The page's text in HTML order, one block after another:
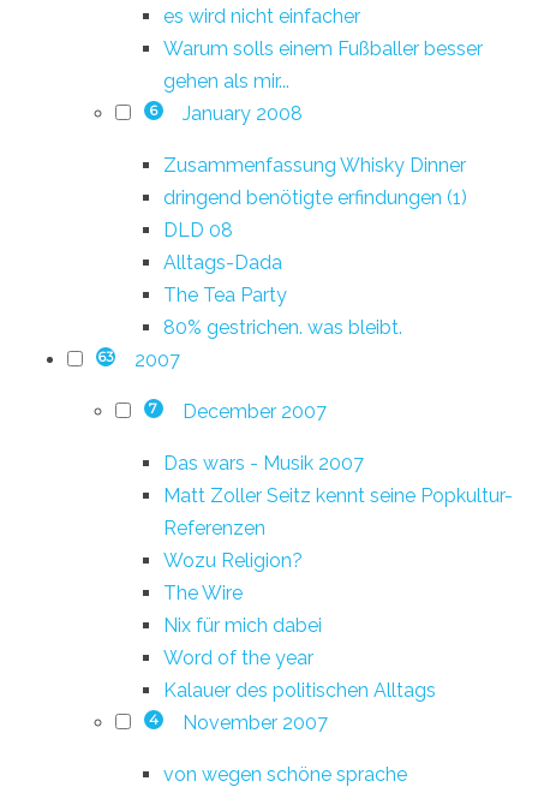
es wird nicht einfacher
Warum solls einem Fußballer besser
gehen als mir...
6 January 2008
Zusammenfassung Whisky Dinner
dringend benötigte erfindungen (1)
DLD 08
Alltags-Dada
The Tea Party
80% gestrichen. was bleibt.
63 2007
7 December 2007
Das wars - Musik 2007
Matt Zoller Seitz kennt seine Popkultur-
Referenzen
Wozu Religion?
The Wire
Nix für mich dabei
Word of the year
Kalauer des politischen Alltags
4 November 2007
von wegen schöne sprache